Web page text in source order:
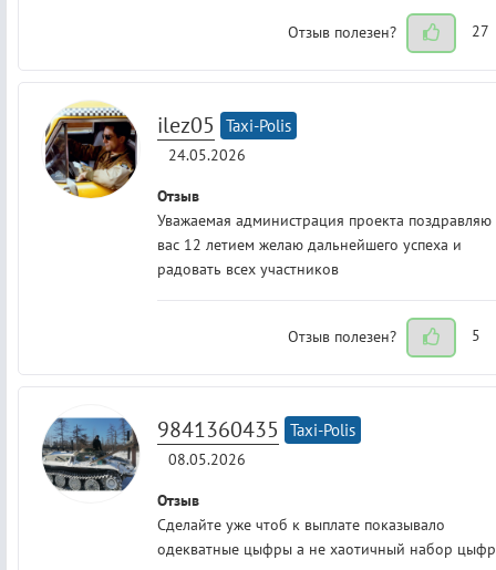
Отзыв полезен? 27
ilez05 Taxi-Polis
24.05.2026
Отзыв
Уважаемая администрация проекта поздравляю
вас 12 летием желаю дальнейшего успеха и
радовать всех участников
Отзыв полезен? 5
9841360435 Taxi-Polis
08.05.2026
Отзыв
Сделайте уже чтоб к выплате показывало
одекватные цыфры а не хаотичный набор цыфр